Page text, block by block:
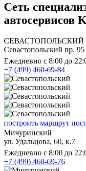
Сеть
автосервисов
СЕВАСТОПОЛЬСКИЙ
Севастопольский пр.
Ежедневно с 8:00 до
+7 (499) 460-69-84
построить маршрут
Мичуринский
ул. Удальцова, 60, к.7
Ежедневно с 8:00 до
+7 (499) 460-69-76